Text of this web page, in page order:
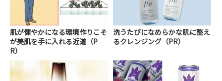
肌が健やかになる環境作りこそ
が美肌を手に入れる近道（P
R）
洗うたびになめらかな肌に整え
るクレンジング（PR）